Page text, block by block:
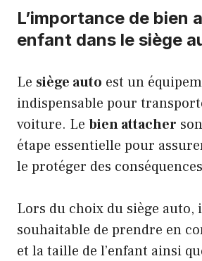
L’importance de bien
enfant dans le siège
Le siège auto est un
indispensable pour
voiture. Le bien attacher
étape essentielle pour
le protéger des
Lors du choix du siège auto,
souhaitable de prendre en
et la taille de l’enfant ainsi